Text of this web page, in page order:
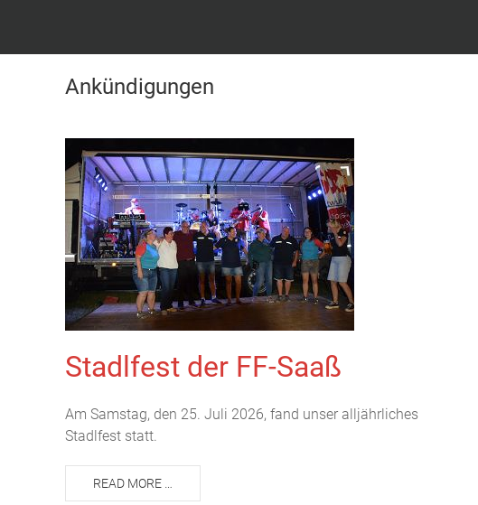
Ankündigungen
Stadlfest der FF-Saaß
Am Samstag, den 25. Juli 2026, fand unser alljährliches
Stadlfest statt.
READ MORE …